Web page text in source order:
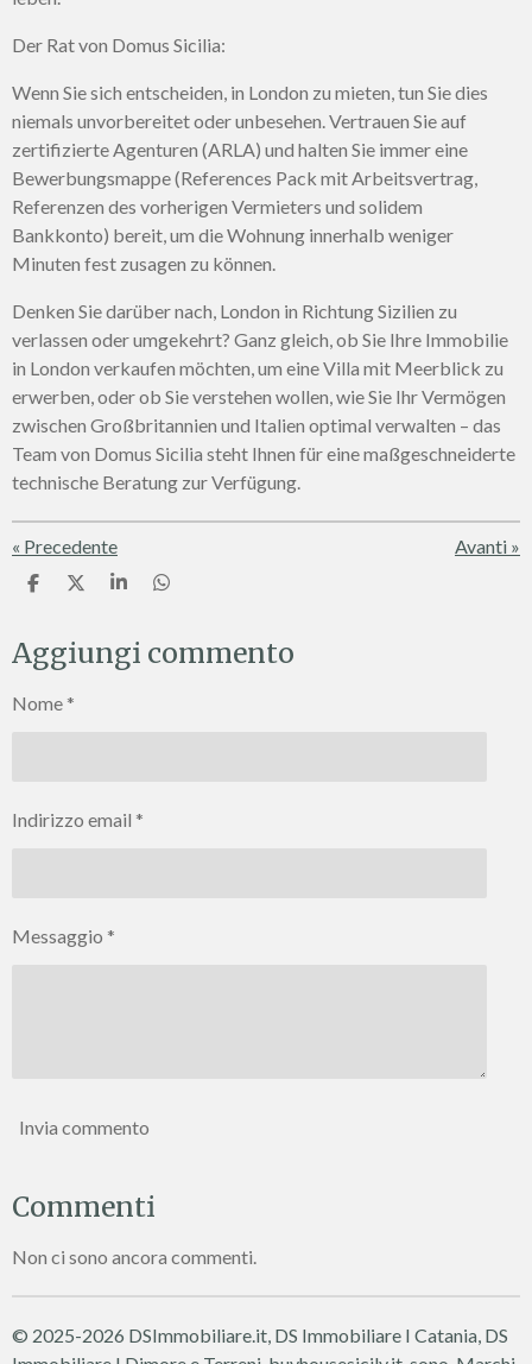
Der Rat von Domus Sicilia:
Wenn Sie sich entscheiden, in London zu mieten, tun Sie dies
niemals unvorbereitet oder unbesehen. Vertrauen Sie auf
zertifizierte Agenturen (ARLA) und halten Sie immer eine
Bewerbungsmappe (References Pack mit Arbeitsvertrag,
Referenzen des vorherigen Vermieters und solidem
Bankkonto) bereit, um die Wohnung innerhalb weniger
Minuten fest zusagen zu können.
Denken Sie darüber nach, London in Richtung Sizilien zu
verlassen oder umgekehrt? Ganz gleich, ob Sie Ihre Immobilie
in London verkaufen möchten, um eine Villa mit Meerblick zu
erwerben, oder ob Sie verstehen wollen, wie Sie Ihr Vermögen
zwischen Großbritannien und Italien optimal verwalten – das
Team von Domus Sicilia steht Ihnen für eine maßgeschneiderte
technische Beratung zur Verfügung.
« Precedente Avanti »
C
d
i
i
C
d
i
C
d
i
C
d
i
Aggiungi commento
Nome *
Indirizzo email *
Messaggio *
Invia commento
Commenti
Non ci sono ancora commenti.
© 2025-2026 DSImmobiliare.it, DS Immobiliare I Catania, DS